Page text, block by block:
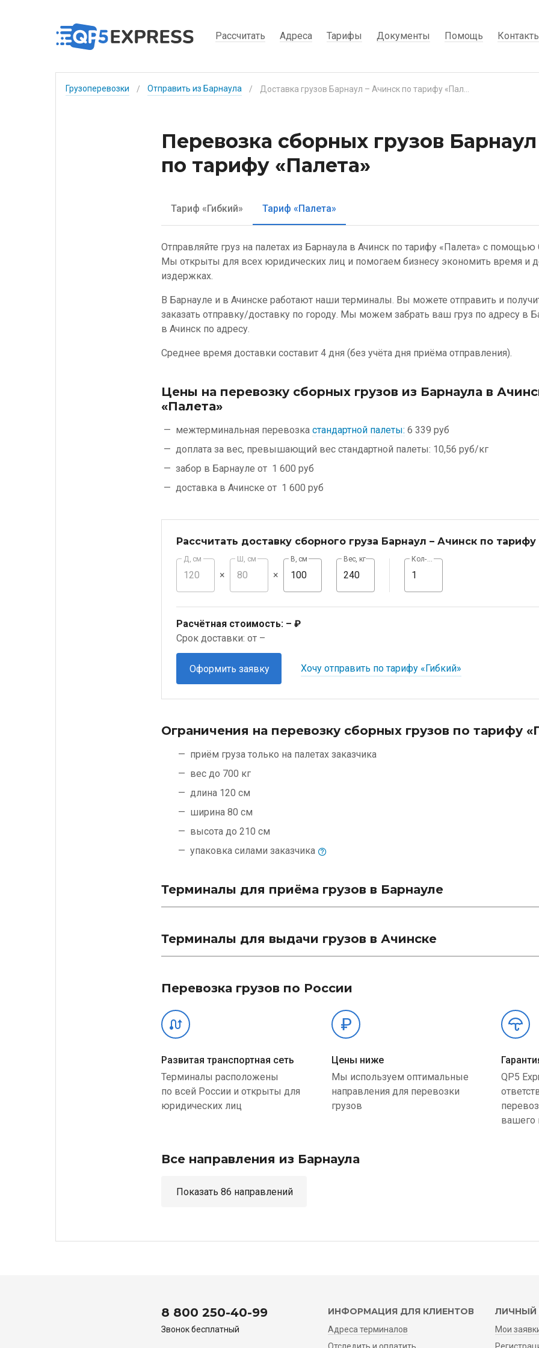
Рассчитать Адреса Тарифы Документы Помощь
Грузоперевозки / Отправить из Барнаула /
Перевозка сборных грузов
по тарифу «Палета»
Тариф «Гибкий» Тариф «Палета»
Отправляйте груз на палетах из Барнаула в Ачинск по тарифу «Палета» с помощью
Мы открыты для всех юридических лиц и помогаем бизнесу экономить время и
издержках.
В Барнауле и в Ачинске работают наши терминалы. Вы можете отправить и
заказать отправку/доставку по городу. Мы можем забрать ваш груз по адресу в
в Ачинск по адресу.
Среднее время доставки составит 4 дня (без учёта дня приёма отправления).
Цены на перевозку сборных грузов из Барнаула в
«Палета»
межтерминальная перевозка стандартной палеты: 6 339 руб
доплата за вес, превышающий вес стандартной палеты: 10,56 руб/кг
забор в Барнауле от 1 600 руб
доставка в Ачинске от 1 600 руб
Рассчитать доставку сборного груза Барнаул – Ачинск по тарифу
Д, см
×
Ш, см
×
В, см Вес, кг Кол-во, шт
Расчётная стоимость: – ₽
Срок доставки: от –
Оформить заявку Хочу отправить по тарифу «Гибкий»
Ограничения на перевозку сборных грузов по тарифу
приём груза только на палетах заказчика
вес до 700 кг
длина 120 см
ширина 80 см
высота до 210 см
упаковка силами заказчика
Терминалы для приёма грузов в Барнауле
Терминалы для выдачи грузов в Ачинске
Перевозка грузов по России
Развитая транспортная сеть
Терминалы расположены
по всей России и открыты для
юридических лиц
Цены ниже
Мы используем оптимальные
направления для перевозки
грузов
QP5
вашего
Все направления из Барнаула
Показать 86 направлений
8 800 250-40-99
Звонок бесплатный
ИНФОРМАЦИЯ ДЛЯ КЛИЕНТОВ
Адреса терминалов
ЛИЧНЫЙ
Мои